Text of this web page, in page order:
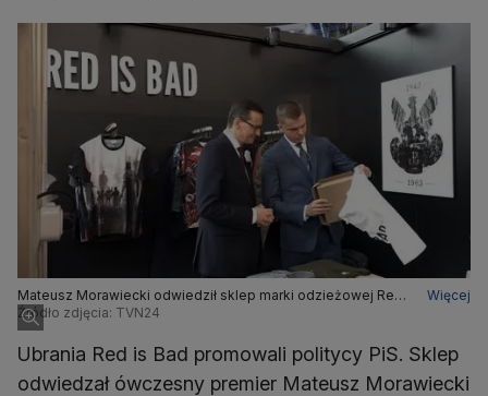
Mateusz Morawiecki odwiedził sklep marki odzieżowej Red
is Bad, aby kupić koszulki dla wolontariuszy (zdjęcie z 2018
roku)
Więcej
Źródło zdjęcia: TVN24
Ubrania Red is Bad promowali politycy PiS. Sklep
odwiedzał ówczesny premier Mateusz Morawiecki